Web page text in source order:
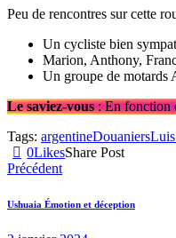
Peu de rencontres sur cette
Un cycliste bien
Marion, Anthony,
Un groupe de motards
Le saviez-vous: En fonction
Tags: argentineDouaniersLuis
0LikesShare Post
Précédent
Ushuaia Émotion et déception